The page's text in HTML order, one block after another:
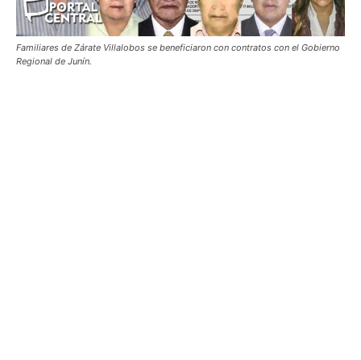
Familiares de Zárate Villalobos se beneficiaron con contratos con el Gobierno
Regional de Junín.